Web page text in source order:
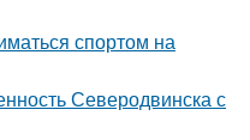
спортом на
Северодвинска с